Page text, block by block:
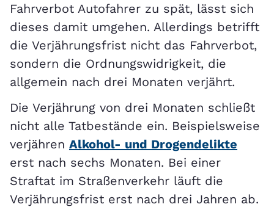
Fahrverbot Autofahrer zu spät, lässt sich
dieses damit umgehen. Allerdings betrifft
die Verjährungsfrist nicht das Fahrverbot,
sondern die Ordnungswidrigkeit, die
allgemein nach drei Monaten verjährt.
Die Verjährung von drei Monaten schließt
nicht alle Tatbestände ein. Beispielsweise
verjähren Alkohol- und Drogendelikte
erst nach sechs Monaten. Bei einer
Straftat im Straßenverkehr läuft die
Verjährungsfrist erst nach drei Jahren ab.